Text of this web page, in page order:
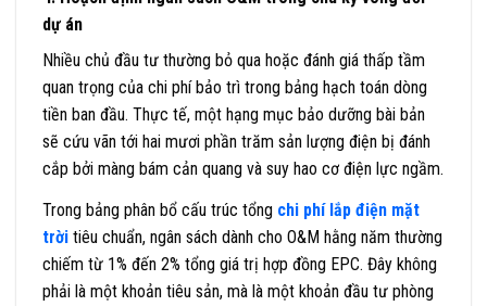
dự án
Nhiều chủ đầu tư thường bỏ qua hoặc đánh giá thấp tầm
quan trọng của chi phí bảo trì trong bảng hạch toán dòng
tiền ban đầu. Thực tế, một hạng mục bảo dưỡng bài bản
sẽ cứu vãn tới hai mươi phần trăm sản lượng điện bị đánh
cắp bởi màng bám cản quang và suy hao cơ điện lực ngầm.
Trong bảng phân bổ cấu trúc tổng chi phí lắp điện mặt
trời tiêu chuẩn, ngân sách dành cho O&M hằng năm thường
chiếm từ 1% đến 2% tổng giá trị hợp đồng EPC. Đây không
phải là một khoản tiêu sản, mà là một khoản đầu tư phòng